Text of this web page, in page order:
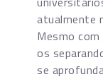
atualmente
Mesmo
os
se